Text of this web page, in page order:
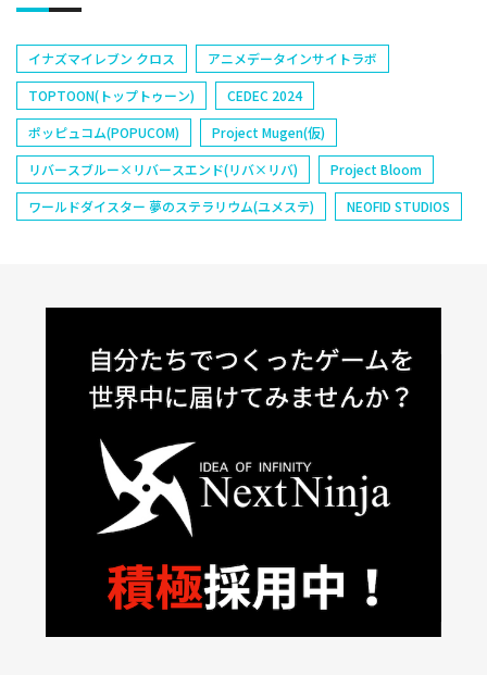
イナズマイレブン クロス
アニメデータインサイトラボ
TOPTOON(トップトゥーン)
CEDEC 2024
ポッピュコム(POPUCOM)
Project Mugen(仮)
リバースブルー×リバースエンド(リバ×リバ)
Project Bloom
ワールドダイスター 夢のステラリウム(ユメステ)
NEOFID STUDIOS